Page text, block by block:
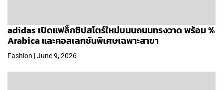
adidas เปิดแฟล็กชิปสโตร์ใหม่บนนถนนทรงวาด พร้อม %
Arabica และคอลเลกชันพิเศษเฉพาะสาขา
Fashion | June 9, 2026